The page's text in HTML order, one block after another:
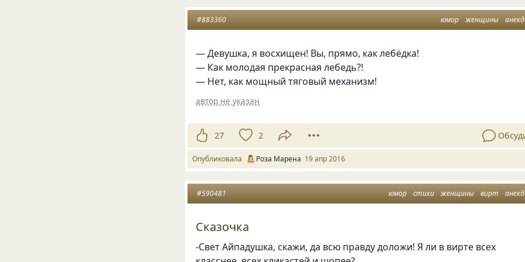
юмор женщины
#883360
— Девушка, я восхищен! Вы, прямо, как лебёдка!
— Как молодая прекрасная лебедь?!
— Нет, как мощный тяговый механизм!
автор не указан
27 2
Опубликовала Роза Марена 19 апр 2016
юмор стихи женщины вирт
#590481
Сказочка
-Свет Айпадушка, скажи, да всю правду доложи! Я ли в вирте всех